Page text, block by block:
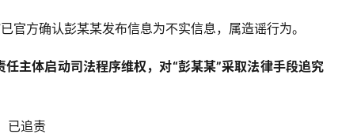
官方确认彭某某发布信息为不实信息，属造谣行为。
主体启动司法程序维权，对“彭某某”采取法律手段追究